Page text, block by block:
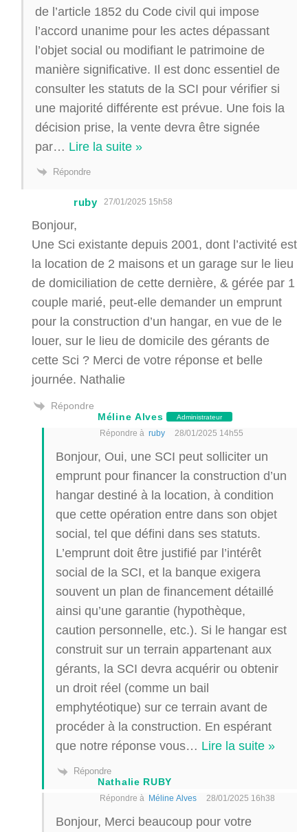
de l’article 1852 du Code civil qui impose
l’accord unanime pour les actes dépassant
l’objet social ou modifiant le patrimoine de
manière significative. Il est donc essentiel de
consulter les statuts de la SCI pour vérifier si
une majorité différente est prévue. Une fois la
décision prise, la vente devra être signée
par… Lire la suite »
Répondre
ruby 27/01/2025 15h58
Bonjour,
Une Sci existante depuis 2001, dont l’activité est
la location de 2 maisons et un garage sur le lieu
de domiciliation de cette dernière, & gérée par 1
couple marié, peut-elle demander un emprunt
pour la construction d’un hangar, en vue de le
louer, sur le lieu de domicile des gérants de
cette Sci ? Merci de votre réponse et belle
journée. Nathalie
Répondre
Méline Alves
Administrateur
Répondre à ruby 28/01/2025 14h55
Bonjour, Oui, une SCI peut solliciter un
emprunt pour financer la construction d’un
hangar destiné à la location, à condition
que cette opération entre dans son objet
social, tel que défini dans ses statuts.
L’emprunt doit être justifié par l’intérêt
social de la SCI, et la banque exigera
souvent un plan de financement détaillé
ainsi qu’une garantie (hypothèque,
caution personnelle, etc.). Si le hangar est
construit sur un terrain appartenant aux
gérants, la SCI devra acquérir ou obtenir
un droit réel (comme un bail
emphytéotique) sur ce terrain avant de
procéder à la construction. En espérant
que notre réponse vous… Lire la suite »
Répondre
Nathalie RUBY
Répondre à Méline Alves 28/01/2025 16h38
Bonjour, Merci beaucoup pour votre